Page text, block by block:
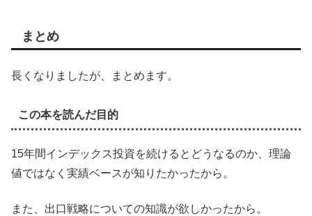
まとめ
長くなりましたが、まとめます。
この本を読んだ目的
15年間インデックス投資を続けるとどうなるのか、理論
値ではなく実績ベースが知りたかったから。
また、出口戦略についての知識が欲しかったから。